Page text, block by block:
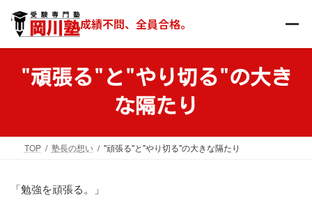
ン
ー
成績不問、全員合格。
"頑張る"と"やり切る"の大き
な隔たり
TOP 塾長の想い "頑張る"と"やり切る"の大きな隔たり
「勉強を頑張る。」